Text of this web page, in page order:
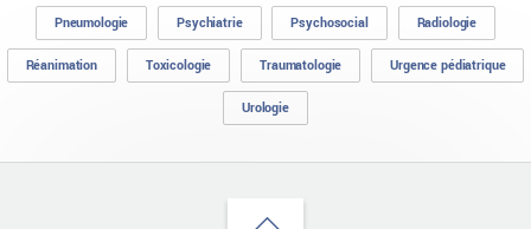
Pneumologie Psychiatrie Psychosocial Radiologie
Réanimation Toxicologie Traumatologie Urgence pédiatrique
Urologie
Back